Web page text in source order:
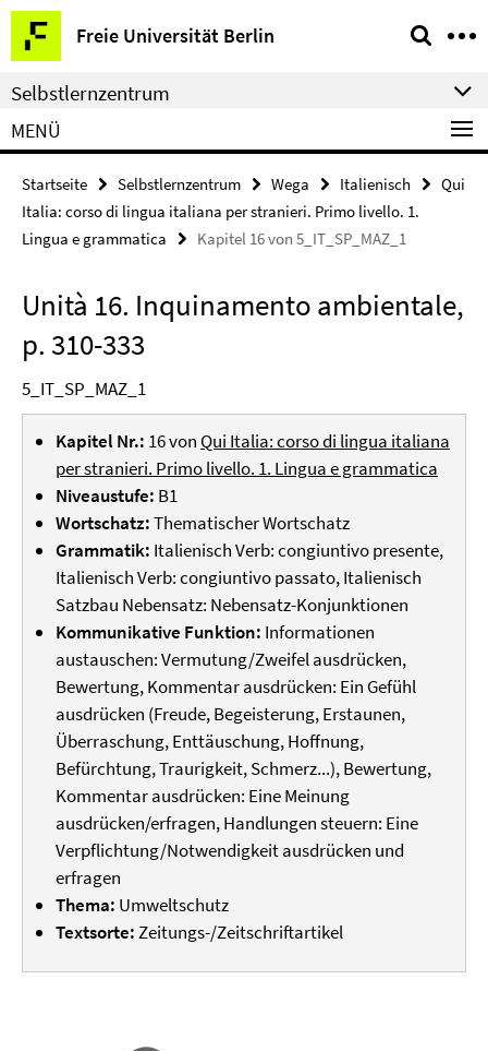
Springe
direkt
zu
Inhalt
Freie Universität Berlin
Service-
Navigation
Selbstlernzentrum
MENÜ
Startseite Selbstlernzentrum Wega Italienisch
Qui
Italia: corso di lingua italiana per stranieri. Primo livello. 1.
Lingua e grammatica
Kapitel 16 von 5_IT_SP_MAZ_1
Unità 16. Inquinamento ambientale,
p. 310-333
5_IT_SP_MAZ_1
Kapitel Nr.: 16 von Qui Italia: corso di lingua italiana
per stranieri. Primo livello. 1. Lingua e grammatica
Niveaustufe: B1
Wortschatz:Thematischer Wortschatz
Grammatik: Italienisch Verb: congiuntivo presente,
Italienisch Verb: congiuntivo passato, Italienisch
Satzbau Nebensatz: Nebensatz-Konjunktionen
Kommunikative Funktion: Informationen
austauschen: Vermutung/Zweifel ausdrücken,
Bewertung, Kommentar ausdrücken: Ein Gefühl
ausdrücken (Freude, Begeisterung, Erstaunen,
Überraschung, Enttäuschung, Hoffnung,
Befürchtung, Traurigkeit, Schmerz...), Bewertung,
Kommentar ausdrücken: Eine Meinung
ausdrücken/erfragen, Handlungen steuern: Eine
Verpflichtung/Notwendigkeit ausdrücken und
erfragen
Thema: Umweltschutz
Textsorte:Zeitungs-/Zeitschriftartikel